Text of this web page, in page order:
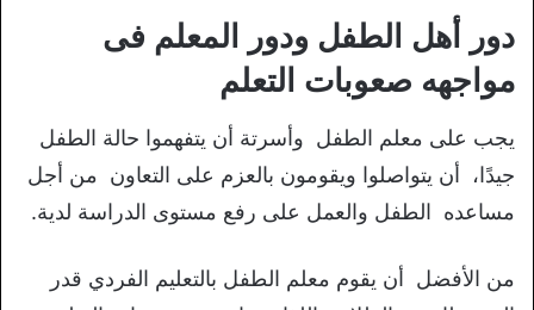
دور أهل الطفل ودور المعلم فى
مواجهه صعوبات التعلم
يجب على معلم الطفل وأسرتة أن يتفهموا حالة الطفل
جيدًا، أن يتواصلوا ويقومون بالعزم على التعاون من أجل
مساعده الطفل والعمل على رفع مستوى الدراسة لدية.
من الأفضل أن يقوم معلم الطفل بالتعليم الفردي قدر